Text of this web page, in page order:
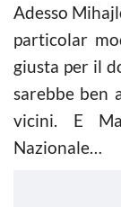
Adesso
particolar
giusta per il
sarebbe ben
vicini. E
Nazionale…